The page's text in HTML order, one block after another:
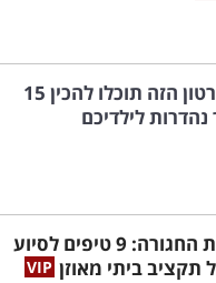
בעזרת הסרטון הזה תוכלו להכין 15
נהדרות לילדיכם
מהדקים את החגורה: 9 טיפים לסיוע
תקציב ביתי מאוזן